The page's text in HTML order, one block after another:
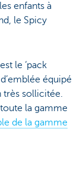
enfants à
le Spicy
le ‘pack
équipé
très sollicitée.
la gamme
de la gamme